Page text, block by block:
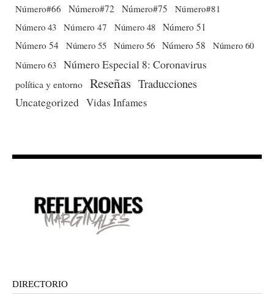
Número#66
Número#72 Número#75
Número#81
Número 43 Número 47 Número 48 Número 51
Número 54 Número 55 Número 56 Número 58
Número 60
Número 63 Número Especial 8: Coronavirus
política y entorno Reseñas Traducciones
Uncategorized Vidas Infames
DIRECTORIO